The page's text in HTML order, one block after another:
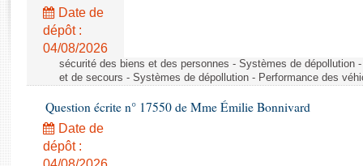
Rapports législatifs
Rapports sur l'application des lois
Baromètre de l’application des lois
Dossiers législatifs
Budget et sécurité sociale
Questions écrites et orales
Date de
dépôt :
04/08/2026
sécurité des biens et des personnes - Systèmes de dépollution
et de secours - Systèmes de dépollution - Performance des
Question écrite n° 17550 de Mme Émilie Bonnivard
Date de
dépôt :